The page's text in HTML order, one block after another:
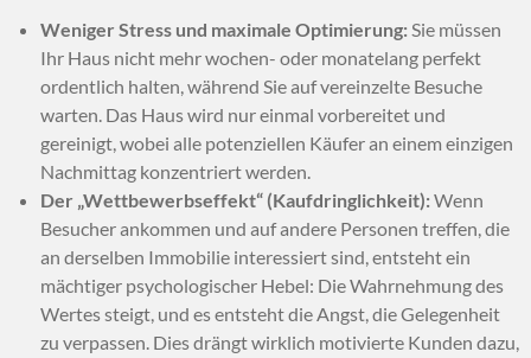
Weniger Stress und maximale Optimierung:Sie müssen
Ihr Haus nicht mehr wochen- oder monatelang perfekt
ordentlich halten, während Sie auf vereinzelte Besuche
warten. Das Haus wird nur einmal vorbereitet und
gereinigt, wobei alle potenziellen Käufer an einem einzigen
Nachmittag konzentriert werden.
Der „Wettbewerbseffekt“ (Kaufdringlichkeit):Wenn
Besucher ankommen und auf andere Personen treffen, die
an derselben Immobilie interessiert sind, entsteht ein
mächtiger psychologischer Hebel: Die Wahrnehmung des
Wertes steigt, und es entsteht die Angst, die Gelegenheit
zu verpassen. Dies drängt wirklich motivierte Kunden dazu,